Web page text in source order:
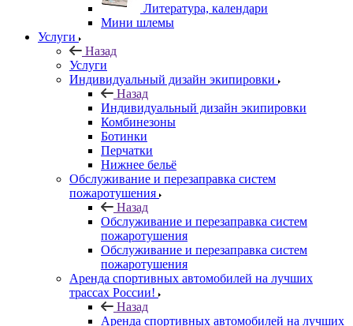
Литература, календари
Мини шлемы
Услуги
Назад
Услуги
Индивидуальный дизайн экипировки
Назад
Индивидуальный дизайн экипировки
Комбинезоны
Ботинки
Перчатки
Нижнее бельё
Обслуживание и перезаправка систем
пожаротушения
Назад
Обслуживание и перезаправка систем
пожаротушения
Обслуживание и перезаправка систем
пожаротушения
Аренда спортивных автомобилей на лучших
трассах России!
Назад
Аренда спортивных автомобилей на лучших